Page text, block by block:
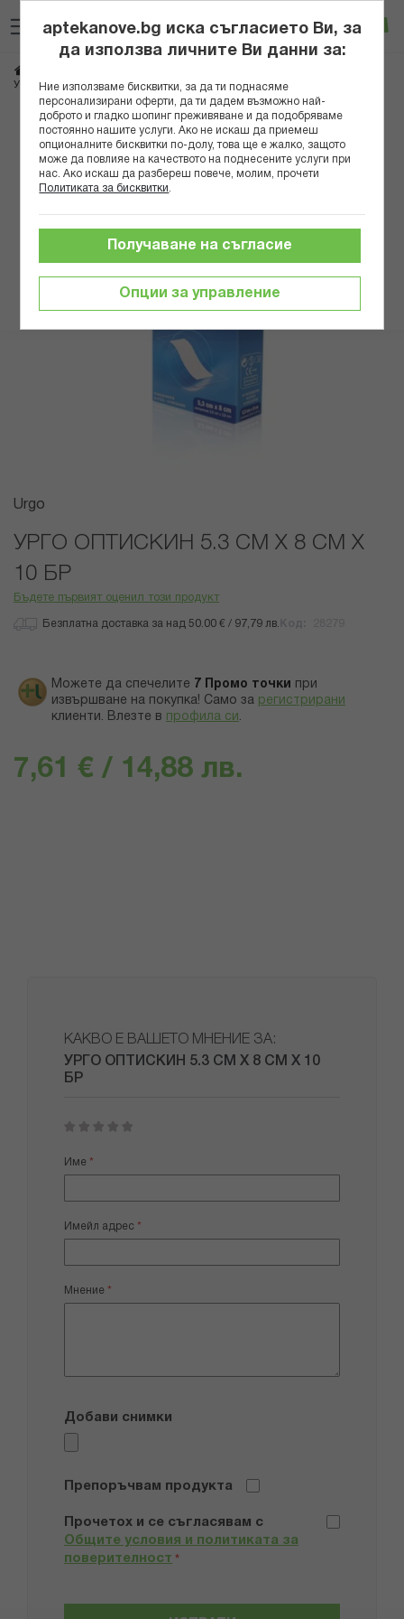
към
съдържанието
Вход
УРГО ОПТИСКИН 5.3 СМ Х 8 СМ Х 10 БР
Преминете
края
Преминете
началото
галерия
със
Urgo
УРГО ОПТИСКИН 5.3 СМ Х 8 СМ Х
10 БР
Бъдете първият оценил този продукт
Безплатна доставка за над 50.00 € / 97,79 лв.
Можете да спечелите 7 Промо точки
при
извършване на покупка! Само за регистрирани
клиенти. Влезте в профила си .
7,61 € / 14,88 лв.
КАКВО Е ВАШЕТО МНЕНИЕ ЗА:
УРГО ОПТИСКИН 5.3 СМ Х 8 СМ Х 10
БР
star
stars
stars
stars
stars
Име
Имейл адрес
Мнение
Добави снимки
Препоръчвам продукта
Прочетох и се съгласявам с
Общите условия и политиката за
поверителност *
aptekanove.bg иска съгласието Ви, за
да използва личните Ви данни за:
Ние използваме бисквитки, за да ти поднасяме
персонализирани оферти, да ти дадем възможно най-
доброто и гладко шопинг преживяване и да подобряваме
постоянно нашите услуги. Ако не искаш да приемеш
опционалните бисквитки по-долу, това ще е жалко, защото
може да повлияе на качеството на поднесените услуги при
нас. Ако искаш да разбереш повече, молим, прочети
Политиката за бисквитки
Опции за управление
Получаване на съгласие